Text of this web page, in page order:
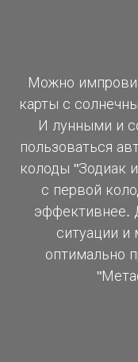
Можно
карты с
И лунными и
пользоваться
колоды "Зодиак
с первой
эффективнее.
ситуации и
оптимально